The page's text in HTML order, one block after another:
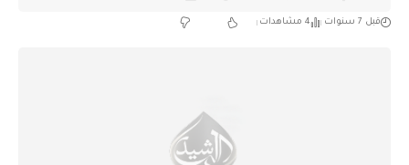
قبل 7 سنوات 4 مشاهدات